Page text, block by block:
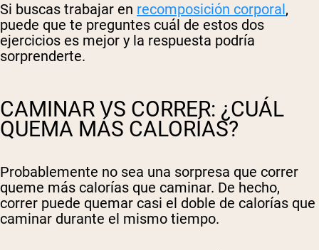
Si buscas trabajar en recomposición corporal,
puede que te preguntes cuál de estos dos
ejercicios es mejor y la respuesta podría
sorprenderte.
CAMINAR VS CORRER: ¿CUÁL
QUEMA MÁS CALORÍAS?
Probablemente no sea una sorpresa que correr
queme más calorías que caminar. De hecho,
correr puede quemar casi el doble de calorías que
caminar durante el mismo tiempo.